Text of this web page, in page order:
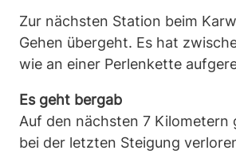
Zur nächsten Station beim
Gehen übergeht. Es hat
wie an einer Perlenkette
Es geht bergab
Auf den nächsten 7 Kilometern
bei der letzten Steigung